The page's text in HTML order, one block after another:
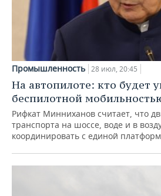
Промышленность 28 июл, 20:45
На автопилоте: кто будет
беспилотной
Рифкат Минниханов считает, что
транспорта на шоссе, воде и в
координировать с единой